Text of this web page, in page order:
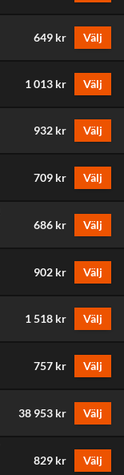
649 kr Välj
1 013 kr Välj
932 kr Välj
709 kr Välj
686 kr Välj
902 kr Välj
1 518 kr Välj
757 kr Välj
38 953 kr Välj
829 kr Välj